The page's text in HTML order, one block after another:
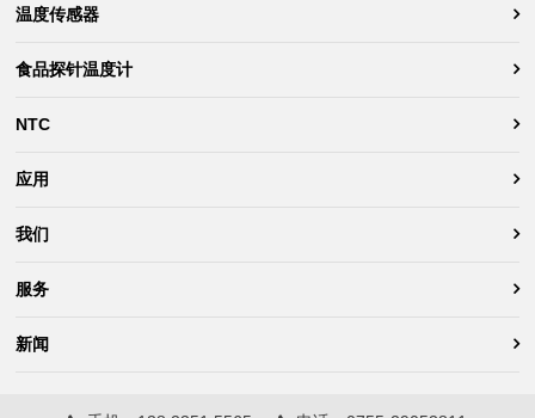
温度传感器
食品探针温度计
NTC
应用
我们
服务
新闻